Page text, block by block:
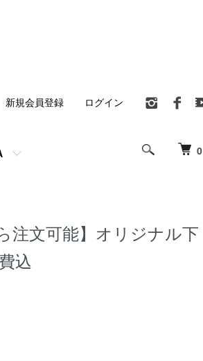
0
新規会員登録 ログイン
注文可能】オリジナル下
込